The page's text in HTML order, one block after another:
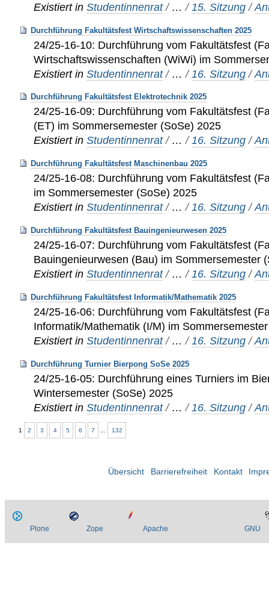
Existiert in Studentinnenrat / …/ 15. Sitzung /
Durchführung Fakultätsfest Wirtschaftswissenschaften 2025
24/25-16-10: Durchführung vom Fakultätsfest
Wirtschaftswissenschaften (WiWi) im
Existiert in Studentinnenrat / …/ 16. Sitzung /
Durchführung Fakultätsfest Elektrotechnik 2025
24/25-16-09: Durchführung vom Fakultätsfest
(ET) im Sommersemester (SoSe) 2025
Existiert in Studentinnenrat / …/16. Sitzung /
Durchführung Fakultätsfest Maschinenbau 2025
24/25-16-08: Durchführung vom Fakultätsfest
im Sommersemester (SoSe) 2025
Existiert in Studentinnenrat / …/16. Sitzung /
Durchführung Fakultätsfest Bauingenieurwesen 2025
24/25-16-07: Durchführung vom Fakultätsfest
Bauingenieurwesen (Bau) im Sommersemester
Existiert in Studentinnenrat / …/ 16. Sitzung /
Durchführung Fakultätsfest Informatik/Mathematik 2025
24/25-16-06: Durchführung vom Fakultätsfest
Informatik/Mathematik (I/M) im
Existiert in Studentinnenrat / …/ 16. Sitzung /
Durchführung Turnier Bierpong SoSe 2025
24/25-16-05: Durchführung eines Turniers im
Wintersemester (SoSe) 2025
Existiert in Studentinnenrat / …/ 16. Sitzung /
1 2 3 4 5 6 7 132
Übersicht Barrierefreiheit Kontakt
Plone Zope Apache GNU